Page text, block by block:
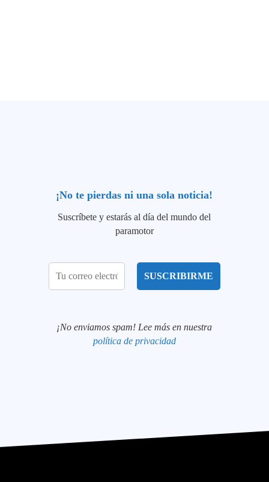
¡No te pierdas ni una sola noticia!
Suscríbete y estarás al día del mundo del
paramotor
¡No enviamos spam! Lee más en nuestra
política de privacidad